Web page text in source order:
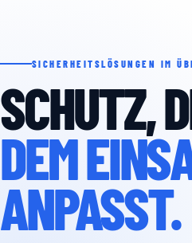
SICHERHEITSLÖSUNGEN IM
SCHUTZ,
DEM
ANPASST.